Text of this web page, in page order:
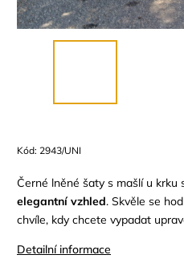
Kód: 2943/UNI
Černé lněné šaty s mašlí u krku
elegantní vzhled. Skvěle se
chvíle, kdy chcete vypadat
Detailní informace